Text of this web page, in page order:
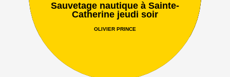
Sauvetage nautique à Sainte-
Catherine jeudi soir
OLIVIER PRINCE